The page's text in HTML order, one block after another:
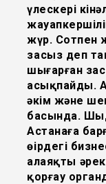
үлескері
жүр. Сотпен
заңсыз деп
шығарған
асықпайды.
әкім және
басында.
Астанаға
өңірдегі
алаяқтың
қорғау